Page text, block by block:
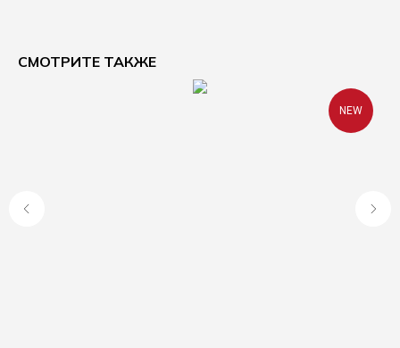
СМОТРИТЕ ТАКЖЕ
NEW